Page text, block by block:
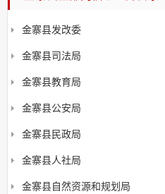
金寨县发改委
金寨县司法局
金寨县教育局
金寨县公安局
金寨县民政局
金寨县人社局
金寨县自然资源和规划局